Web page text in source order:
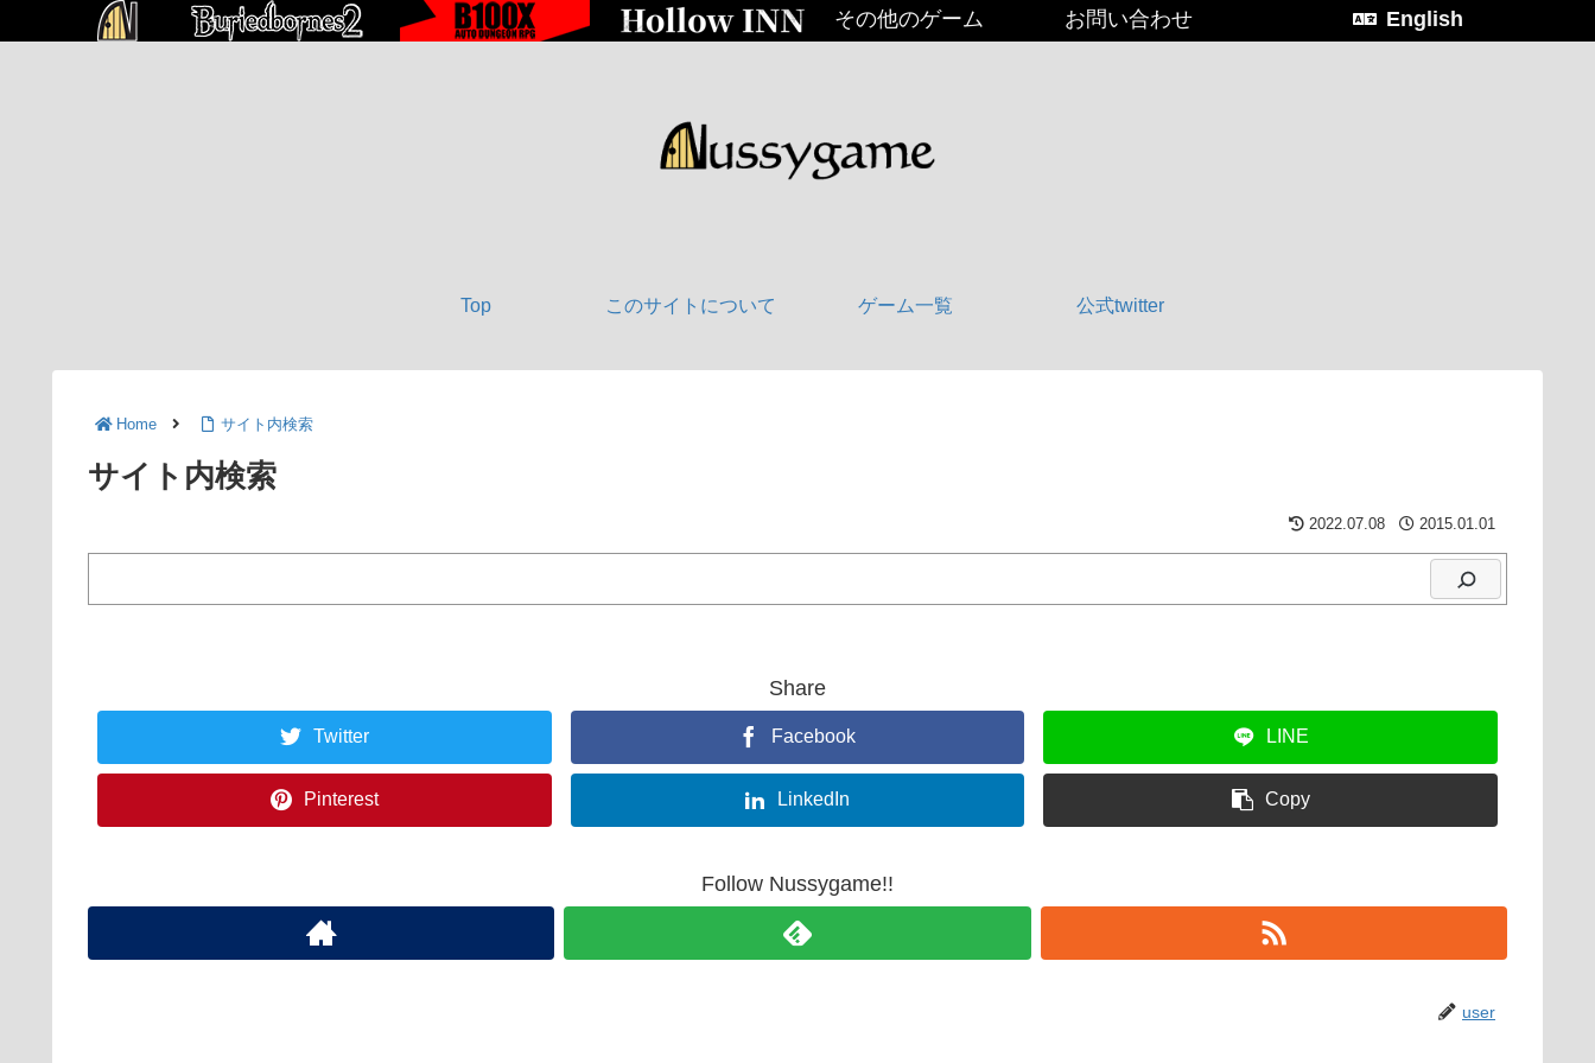
その他のゲーム お問い合わせ English
Top このサイトについて ゲーム一覧 公式twitter
Home サイト内検索
サイト内検索
2022.07.08 2015.01.01
Share
Twitter Facebook LINE
Pinterest LinkedIn Copy
Follow Nussygame!!
user